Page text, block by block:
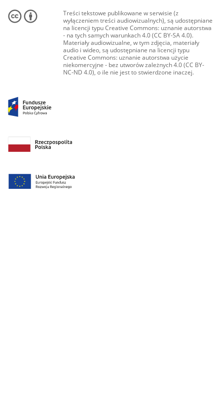
Treści tekstowe publikowane w serwisie (z
wyłączeniem treści audiowizualnych), są udostępniane
na licencji typu Creative Commons: uznanie autorstwa
- na tych samych warunkach 4.0 (CC BY-SA 4.0).
Materiały audiowizualne, w tym zdjęcia, materiały
audio i wideo, są udostępniane na licencji typu
Creative Commons: uznanie autorstwa użycie
niekomercyjne - bez utworów zależnych 4.0 (CC BY-
NC-ND 4.0), o ile nie jest to stwierdzone inaczej.